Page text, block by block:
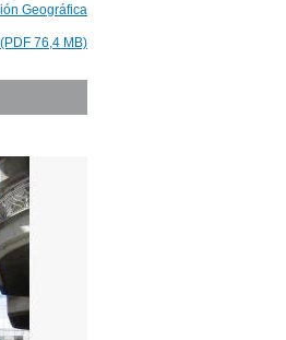
Geográfica
76,4 MB)